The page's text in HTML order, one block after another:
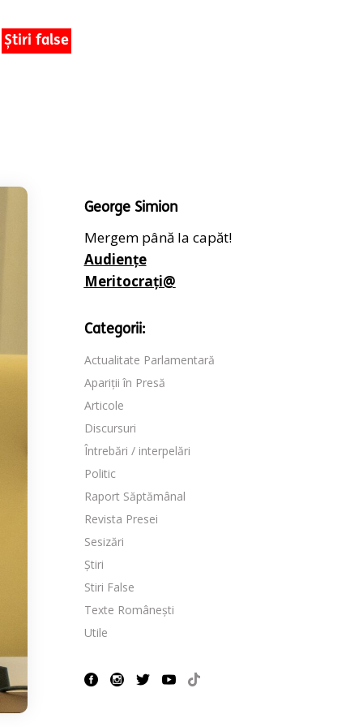
Știri false
George Simion
Mergem până la capăt!
Audiențe
Meritocrați@
Categorii:
Actualitate Parlamentară
Apariții în Presă
Articole
Discursuri
Întrebări / interpelări
Politic
Raport Săptămânal
Revista Presei
Sesizări
Știri
Stiri False
Texte Românești
Utile